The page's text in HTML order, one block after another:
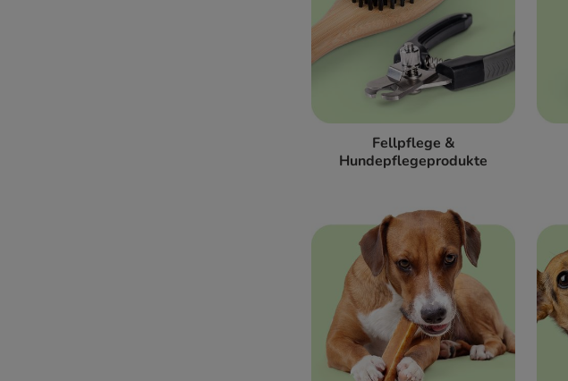
Fellpflege &
Hundepflegeprodukte